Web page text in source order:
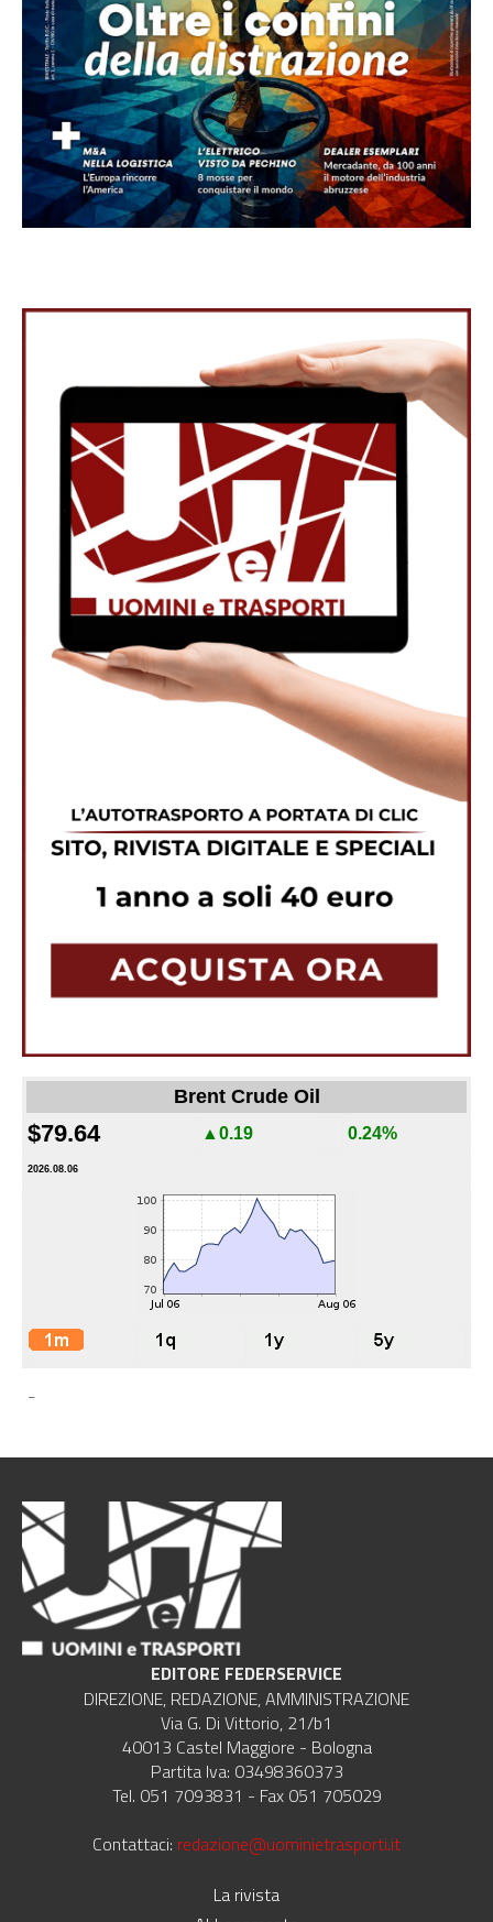
Brent Crude Oil
$79.64 ▲0.19 0.24%
2026.08.06
-
EDITORE FEDERSERVICE
DIREZIONE, REDAZIONE, AMMINISTRAZIONE
Via G. Di Vittorio, 21/b1
40013 Castel Maggiore - Bologna
Partita Iva: 03498360373
Tel. 051 7093831 - Fax 051 705029
Contattaci: redazione@uominietrasporti.it
La rivista